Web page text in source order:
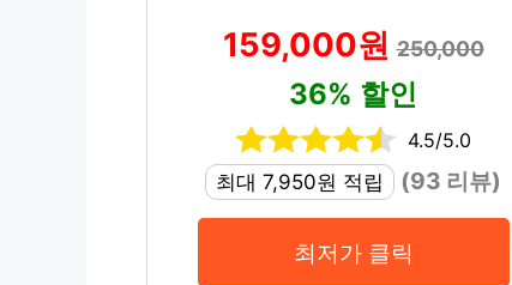
159,000원250,000
36% 할인
4.5/5.0
최대 7,950원 적립
(93 리뷰)
최저가 클릭